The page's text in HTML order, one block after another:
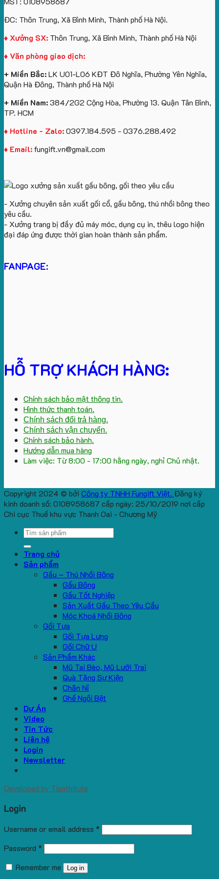
Công
Ty
Lữ
lớn
logo
Trung
số
lượng
lớn
theo
cầu
giấy
logo
ĐC: Thôn Trung, Xã Bình Minh, Thành phố Hà Nội.
♦ Xưởng SX: Thôn Trung, Xã Bình Minh, Thành phố Hà Nội
♦ Văn phòng giao dịch:
+ Miền Bắc:LK U01-L06 KĐT Đô Nghĩa, Phường Yên Nghĩa,
Quận Hà Đông, Thành phố Hà Nội
+ Miền Nam:384/2G2 Cộng Hòa, Phường 13. Quận Tân Bình,
TP. HCM
♦ Hotline - Zalo:0397.184.595 - 0376.288.492
♦ Email:fungift.vn@gmail.com
- Xưởng chuyên sản xuất gối cổ, gấu bông, thú nhồi bông theo
yêu cầu.
- Xưởng trang bị đầy đủ máy móc, dụng cụ in, thêu logo hiện
đại đáp ứng được thời gian hoàn thành sản phẩm.
FANPAGE:
HỖ TRỢ KHÁCH HÀNG:
Chính sách bảo mật thông tin.
Hình thức thanh toán.
Chính sách đổi trả hàng.
Chính sách vận chuyển.
Chính sách bảo hành.
Hướng dẫn mua hàng
Làm việc: Từ 8:00 - 17:00 hằng ngày, nghỉ Chủ nhật.
Copyright 2024 © bởi Công ty TNHH Fungift Việt. Đăng ký
kinh doanh số: 0108958687 cấp ngày: 25/10/2019 nơi cấp
Chi cục Thuế khu vực Thanh Oai - Chương Mỹ
Search
for:
Trang chủ
Sản phẩm
Gấu – Thú Nhồi Bông
Gấu Bông
Gấu Tốt Nghiệp
Sản Xuất Gấu Theo Yêu Cầu
Móc Khoá Nhồi Bông
Gối Tựa
Gối Tựa Lưng
Gối Chữ U
Sản Phẩm Khác
Mũ Tai Bèo, Mũ Lưỡi Trai
Quà Tặng Sự Kiện
Chăn Nỉ
Ghế Ngồi Bệt
Dự Án
Video
Tin Tức
Liên hệ
Login
Newsletter
Developed by Tiepthitute
Login
Username or email address *
Password *
Remember me
Log in